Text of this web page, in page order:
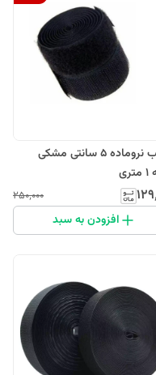
چسب نروماده 5 سانتی مشکی
۲۵۰٬۰۰۰
افزودن به سبد